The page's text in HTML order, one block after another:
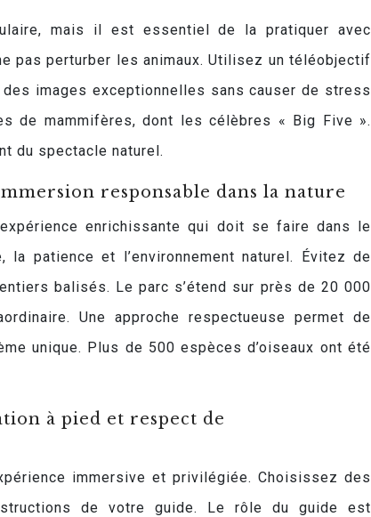
mais il est essentiel de la pratiquer avec
pas perturber les animaux. Utilisez un téléobjectif
images exceptionnelles sans causer de stress
de mammifères, dont les célèbres « Big Five ».
du spectacle naturel.
responsable dans la nature
enrichissante qui doit se faire dans le
la patience et l’environnement naturel. Évitez de
balisés. Le parc s’étend sur près de 20 000
Une approche respectueuse permet de
unique. Plus de 500 espèces d’oiseaux ont été
à pied et respect de
immersive et privilégiée. Choisissez des
de votre guide. Le rôle du guide est